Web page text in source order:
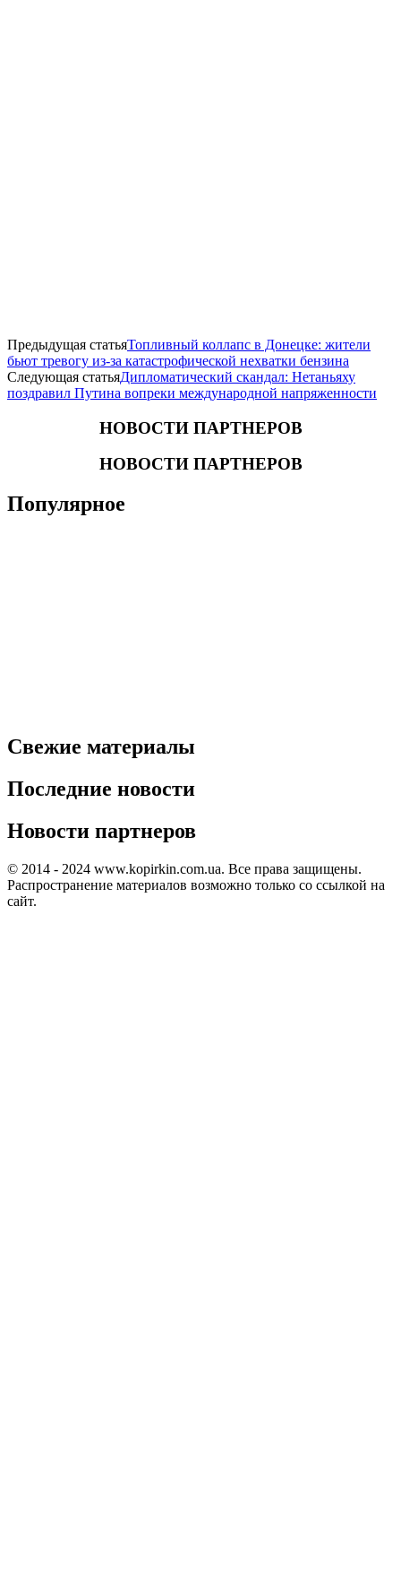
Предыдущая статьяТопливный коллапс в Донецке: жители
бьют тревогу из-за катастрофической нехватки бензина
Следующая статьяДипломатический скандал: Нетаньяху
поздравил Путина вопреки международной напряженности
НОВОСТИ ПАРТНЕРОВ
НОВОСТИ ПАРТНЕРОВ
Популярное
Свежие материалы
Последние новости
Новости партнеров
© 2014 - 2024 www.kopirkin.com.ua. Все права защищены.
Распространение материалов возможно только со ссылкой на
сайт.